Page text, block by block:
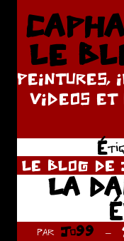
Aller
contenuLE
PEINTURES,
VIDEOS ET
LE BLOG DE
LA
par Jo99